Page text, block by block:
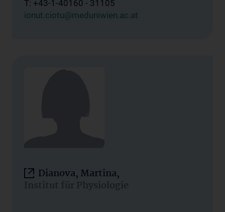
T: +43-1-40160 - 31105
ionut.ciotu@meduniwien.ac.at
Dianova, Martina,
Institut für Physiologie